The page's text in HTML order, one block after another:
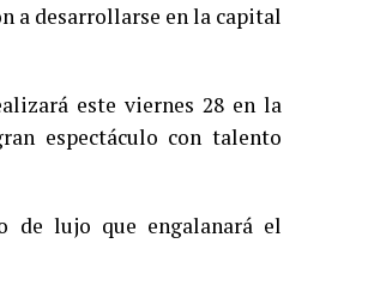
a desarrollarse en la capital
este viernes 28 en la
espectáculo con talento
de lujo que engalanará el